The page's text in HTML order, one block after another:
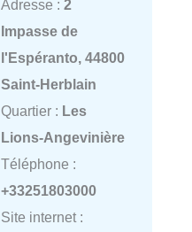
Adresse : 2
Impasse de
l'Espéranto, 44800
Saint-Herblain
Quartier : Les
Lions-Angevinière
Téléphone :
+33251803000
Site internet :